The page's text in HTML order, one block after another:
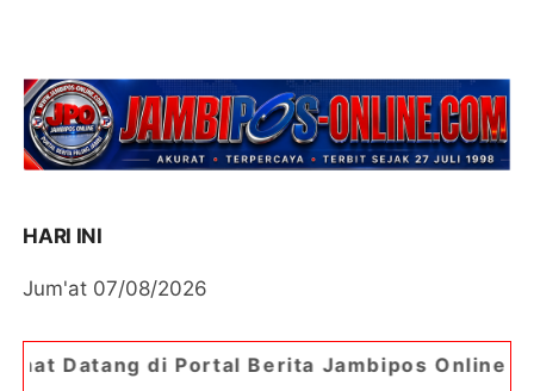
HARI INI
Jum'at 07/08/2026
Berita Jambipos Online. Portal Berita